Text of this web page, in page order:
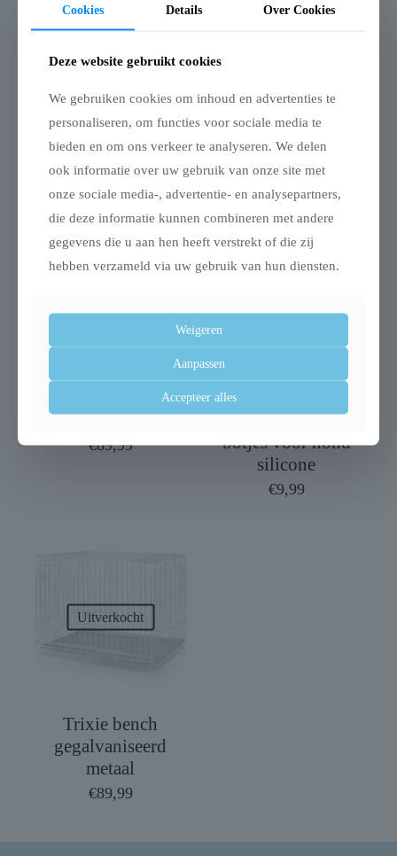
– Trainingpads voor het zindelijk maken van jonge
honden
– Super absorberend
Afmeting: 58X58 cm
Gerelateerde producten
Uitverkocht
Trixie trap lichtgrijs
€89,99
Trixie bakmat met
botjes voor hond
silicone
€9,99
Uitverkocht
Trixie bench
gegalvaniseerd
metaal
€89,99
Cookies Details Over Cookies
Deze website gebruikt cookies
We gebruiken cookies om inhoud en advertenties te
personaliseren, om functies voor sociale media te
bieden en om ons verkeer te analyseren. We delen
ook informatie over uw gebruik van onze site met
onze sociale media-, advertentie- en analysepartners,
die deze informatie kunnen combineren met andere
gegevens die u aan hen heeft verstrekt of die zij
hebben verzameld via uw gebruik van hun diensten.
Weigeren
Aanpassen
Accepteer alles